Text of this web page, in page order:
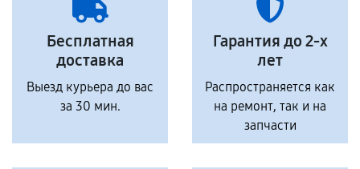
Бесплатная
доставка
Выезд курьера до вас
за 30 мин.
Гарантия до 2-х
лет
Распространяется как
на ремонт, так и на
запчасти